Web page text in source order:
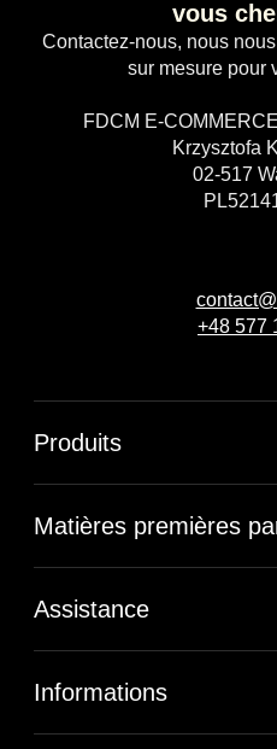
vous
Contactez-nous, nous
sur mesure pour
FDCM E-
Krzysztofa
02-517
+48 577
Produits
Matières premières
Assistance
Informations